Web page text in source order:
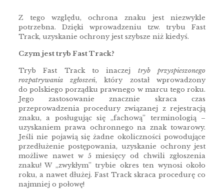
Z tego względu, ochrona znaku jest niezwykle
potrzebna. Dzięki wprowadzeniu tzw. trybu Fast
Track, uzyskanie ochrony jest szybsze niż kiedyś.
Czym jest tryb Fast Track?
Tryb Fast Track to inaczej tryb przyspieszonego
rozpatrywania zgłoszeń, który został wprowadzony
do polskiego porządku prawnego w marcu tego roku.
Jego zastosowanie znacznie skraca czas
przeprowadzenia procedury związanej z rejestracją
znaku, a posługując się „fachową” terminologią –
uzyskaniem prawa ochronnego na znak towarowy.
Jeśli nie pojawią się żadne okoliczności powodujące
przedłużenie postępowania, uzyskanie ochrony jest
możliwe nawet w 5 miesięcy od chwili zgłoszenia
znaku! W „zwykłym” trybie okres ten wynosi około
roku, a nawet dłużej. Fast Track skraca procedurę co
najmniej o połowę!